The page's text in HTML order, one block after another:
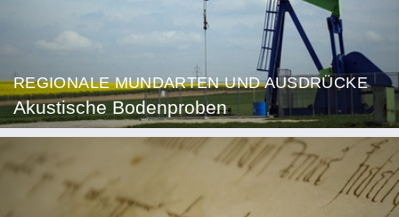
REGIONALE MUNDARTEN UND AUSDRÜCKE
Akustische Bodenproben